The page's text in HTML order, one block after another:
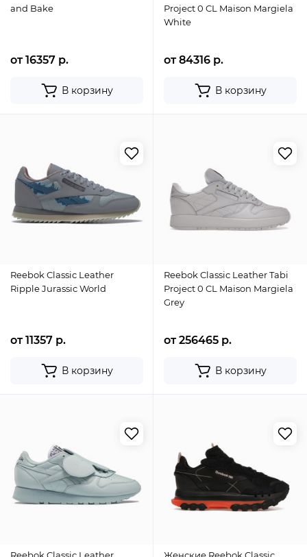
and Bake
от 16357 р.
В корзину
Project 0 CL Maison Margiela
White
от 84316 р.
В корзину
Reebok Classic Leather
Ripple Jurassic World
от 11357 р.
В корзину
Reebok Classic Leather Tabi
Project 0 CL Maison Margiela
Grey
от 256465 р.
В корзину